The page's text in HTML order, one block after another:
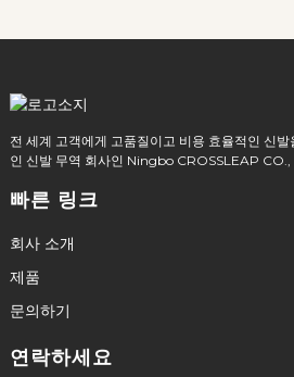
전 세계 고객에게 고품질이고 비용 효율적인 신
인 신발 무역 회사인 Ningbo CROSSLEAP CO.,
빠른 링크
회사 소개
제품
문의하기
연락하세요